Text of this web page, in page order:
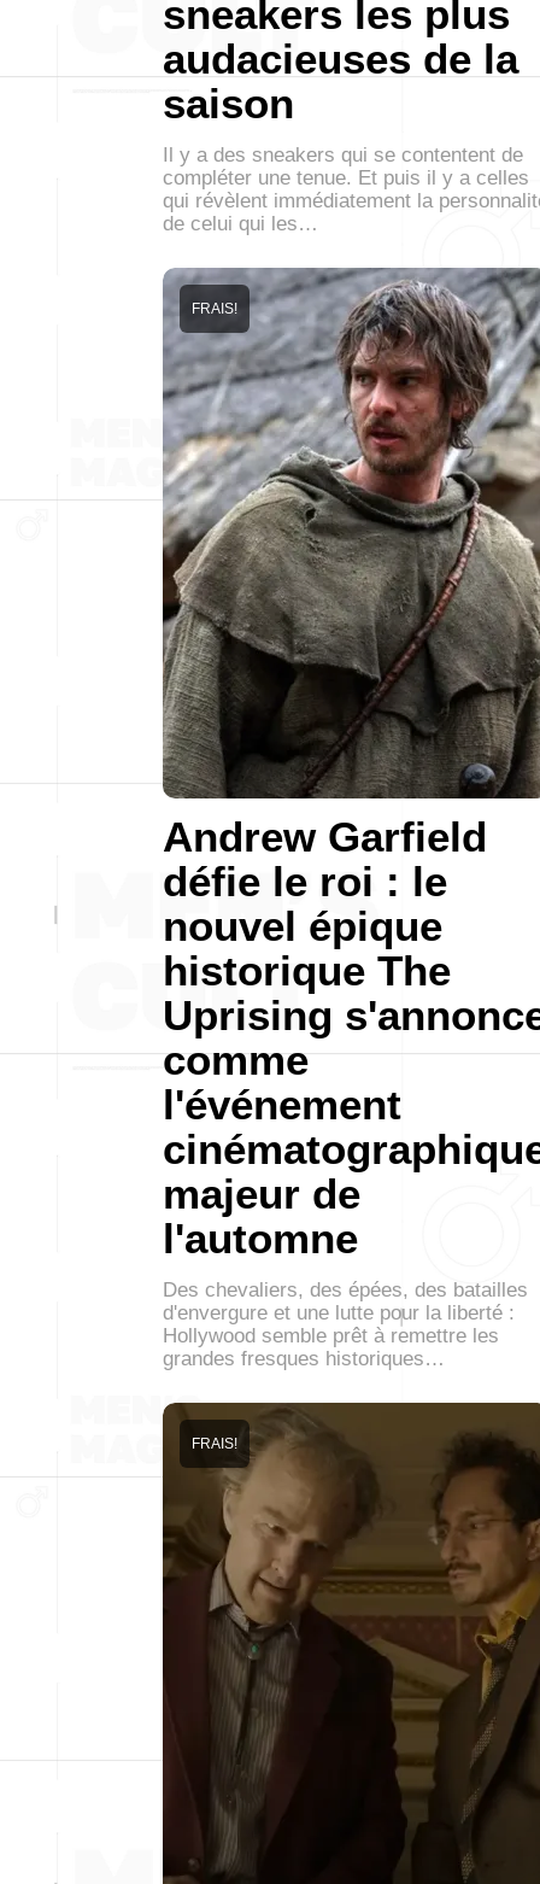
sneakers les plus
audacieuses de la
saison
Il y a des sneakers qui se contentent de
compléter une tenue. Et puis il y a celles
qui révèlent immédiatement la
de celui qui les…
Andrew Garfield
défie le roi : le
nouvel épique
historique The
Uprising
comme
l'événement
majeur de
l'automne
FRAIS!
Des chevaliers, des épées, des batailles
d'envergure et une lutte pour la liberté :
Hollywood semble prêt à remettre les
grandes fresques historiques…
FRAIS!